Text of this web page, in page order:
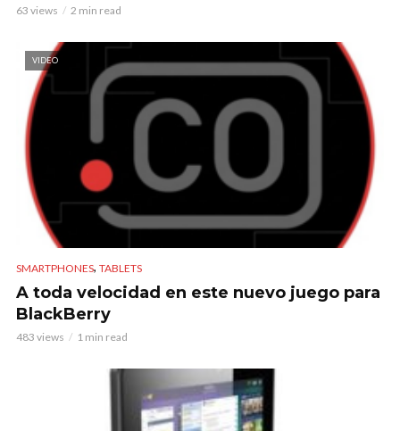
63 views 2 min read
VIDEO
SMARTPHONES, TABLETS
A toda velocidad en este nuevo juego para
BlackBerry
483 views 1 min read